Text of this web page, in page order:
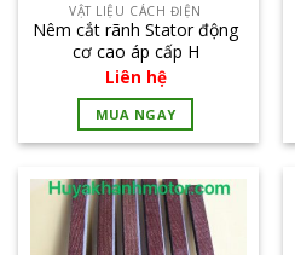
VẬT LIỆU CÁCH ĐIỆN
Nêm cắt rãnh Stator động
cơ cao áp cấp H
Liên hệ
MUA NGAY